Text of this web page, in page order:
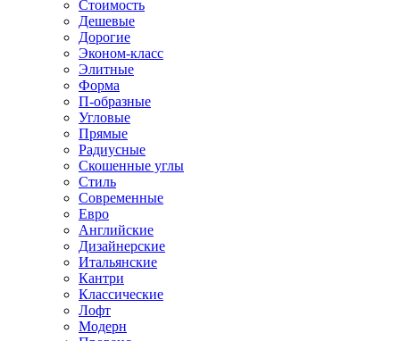
Стоимость
Дешевые
Дорогие
Эконом-класс
Элитные
Форма
П-образные
Угловые
Прямые
Радиусные
Скошенные углы
Стиль
Современные
Евро
Английские
Дизайнерские
Итальянские
Кантри
Классические
Лофт
Модерн